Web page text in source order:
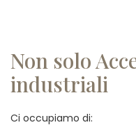
Non solo
industriali
Ci occupiamo di: